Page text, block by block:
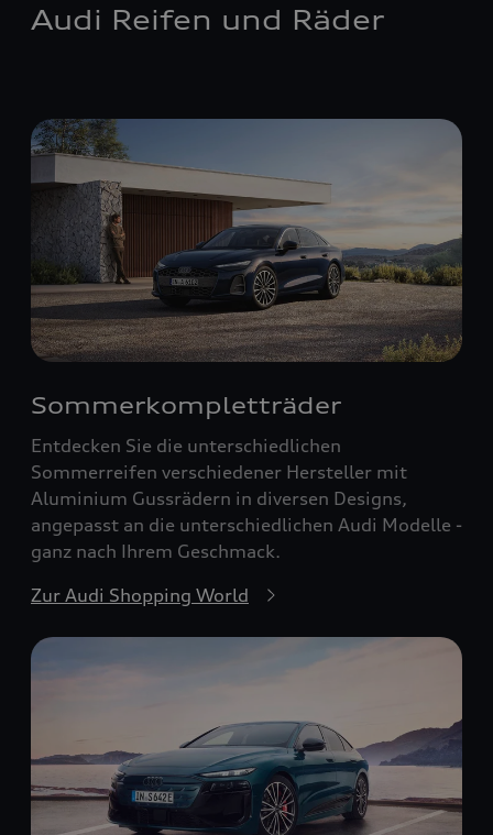
Audi Reifen und Räder
Sommerkompletträder
Entdecken Sie die unterschiedlichen
Sommerreifen verschiedener Hersteller mit
Aluminium Gussrädern in diversen Designs,
angepasst an die unterschiedlichen Audi Modelle -
ganz nach Ihrem Geschmack.
Zur Audi Shopping World